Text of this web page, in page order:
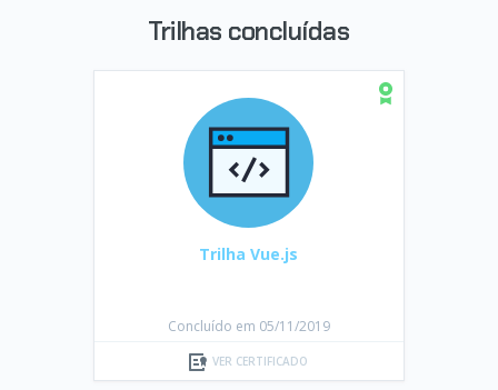
Trilhas concluídas
Trilha Vue.js
Concluído em 05/11/2019
VER CERTIFICADO